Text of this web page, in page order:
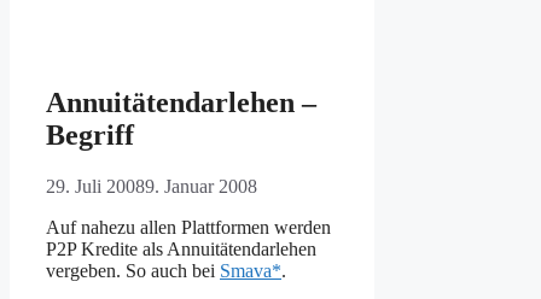
Annuitätendarlehen –
Begriff
29. Juli 20089. Januar 2008
Auf nahezu allen Plattformen werden
P2P Kredite als Annuitätendarlehen
vergeben. So auch bei Smava*.